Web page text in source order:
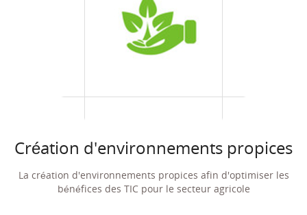
Création d'environnements propices
La création d'environnements propices afin d'optimiser les
bénéfices des TIC pour le secteur agricole